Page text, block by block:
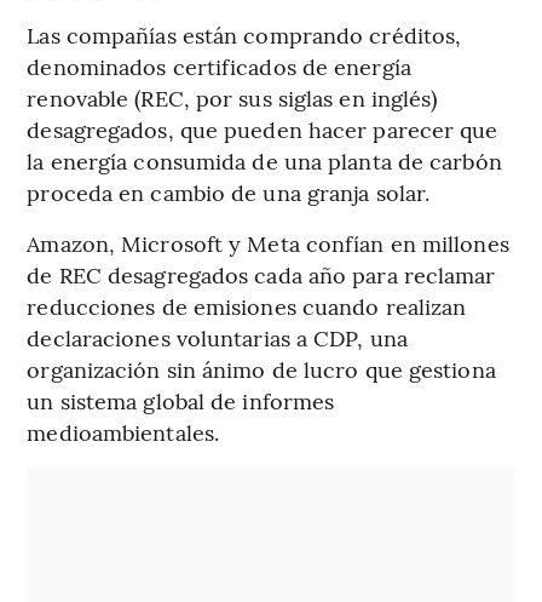
Las compañías están comprando créditos,
denominados certificados de energía
renovable (REC, por sus siglas en inglés)
desagregados, que pueden hacer parecer que
la energía consumida de una planta de carbón
proceda en cambio de una granja solar.
Amazon, Microsoft y Meta confían en millones
de REC desagregados cada año para reclamar
reducciones de emisiones cuando realizan
declaraciones voluntarias a CDP, una
organización sin ánimo de lucro que gestiona
un sistema global de informes
medioambientales.